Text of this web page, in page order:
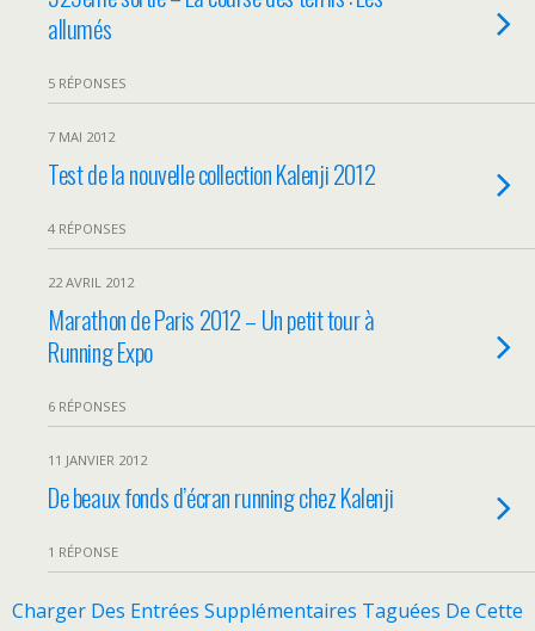
allumés
5 RÉPONSES
7 MAI 2012
Test de la nouvelle collection Kalenji 2012
4 RÉPONSES
22 AVRIL 2012
Marathon de Paris 2012 – Un petit tour à
Running Expo
6 RÉPONSES
11 JANVIER 2012
De beaux fonds d’écran running chez Kalenji
1 RÉPONSE
Charger Des Entrées Supplémentaires Taguées De Cette